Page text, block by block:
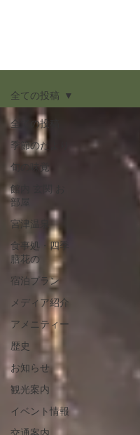
全ての投稿
季節のたより
旬の味覚
館内 玄関 お
部屋
宮津温泉
食事処・四季
膳花の
宿泊プラン
メディア紹介
アメニティー
歴史
お知らせ
観光案内
イベント情報
全ての投稿